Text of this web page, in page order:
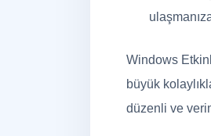
Windows
büyük
düzenli ve